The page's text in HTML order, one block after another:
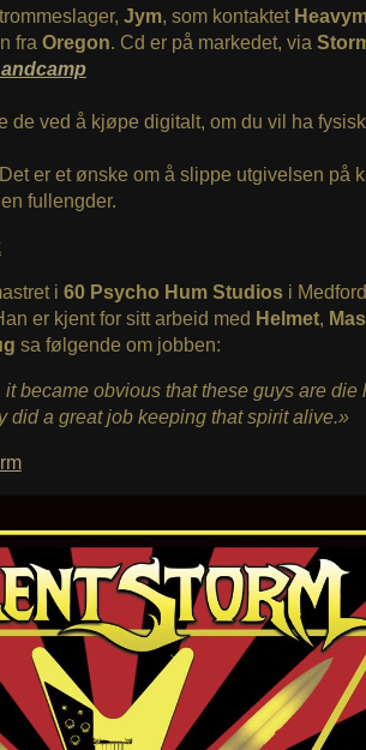
Jym, som kontaktet
fra Oregon. Cd er på markedet, via
de ved å kjøpe digitalt, om du vil ha
er et ønske om å slippe utgivelsen på
fullengder.
i 60 Psycho Hum Studiosi
er kjent for sitt arbeid med Helmet,
sa følgende om jobben:
became obvious that these guys are die
did a great job keeping that spirit alive.»